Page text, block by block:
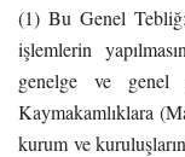
(1) Bu Genel
işlemlerin
genelge ve genel
Kaymakamlıklara
kurum ve